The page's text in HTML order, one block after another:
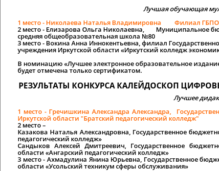
Лучшая обучающая
1 место- Николаева Наталья Владимировна Филиал ГБПОУ
2 место- Елизарова Ольга Николаевна, Муниципальное
средняя общеобразовательная школа №80
3 место- Вокина Анна Иннокентьевна, филиал
учреждения Иркутской области «Иркутский колледж
В номинацию «Лучшее электронное образовательное
будет отмечена только сертификатом.
РЕЗУЛЬТАТЫ КОНКУРСА КАЛЕЙДОСКОП
Лучшее
1 место - Гречишкина Александра Александра,
Иркутской области "Братский педагогический колледж"
2 место–
Казакова Наталья Александровна, Государственное
педагогический колледж»
Сандыков Алексей Дмитреевич, Государственное
области «Ангарский педагогический колледж»
3 место- Ахмадулина Янина Юрьевна, Государственное
области «Усольский техникум сферы обслуживания»